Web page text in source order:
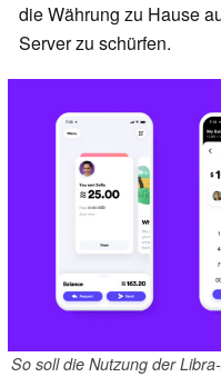
die Währung zu Hause
Server zu schürfen.
So soll die Nutzung der